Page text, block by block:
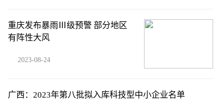
重庆发布暴雨Ⅲ级预警 部分地区
有阵性大风
2023-08-24
广西：2023年第八批拟入库科技型中小企业名单